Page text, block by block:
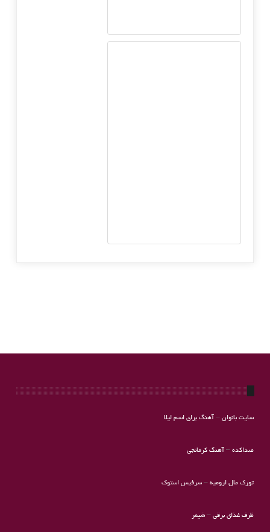
سایت بانوان– آهنگ برای اسم لیلا
صداکده– آهنگ کرمانجی
تورک مال ارومیه–سرفیس استوک
ظرف غذای برقی– شیمر